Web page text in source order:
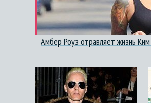
Амбер Роуз отравляет жизнь